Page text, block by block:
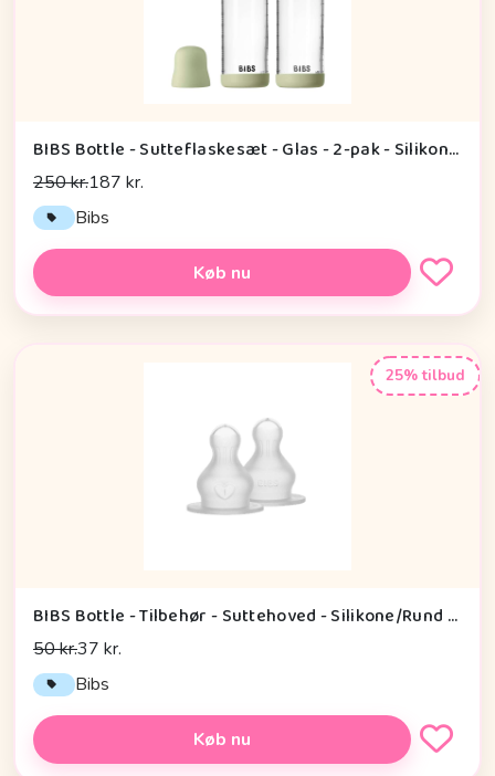
BIBS Bottle - Sutteflaskesæt - Glas - 2-pak - Silikone/Slow Flow/Rund - 240ml - Sage
250 kr.187 kr.
Bibs
Køb nu
25% tilbud
BIBS Bottle - Tilbehør - Suttehoved - Silikone/Rund - 2-Pak - Fast Flow
50 kr.37 kr.
Bibs
Køb nu